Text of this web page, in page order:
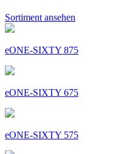
Sortiment ansehen
eONE-SIXTY 875
eONE-SIXTY 675
eONE-SIXTY 575